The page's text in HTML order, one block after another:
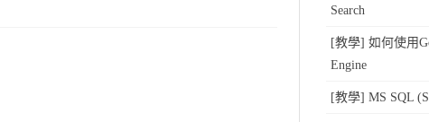
Search
[教學] 如何使用
Engine
[教學] MS SQL